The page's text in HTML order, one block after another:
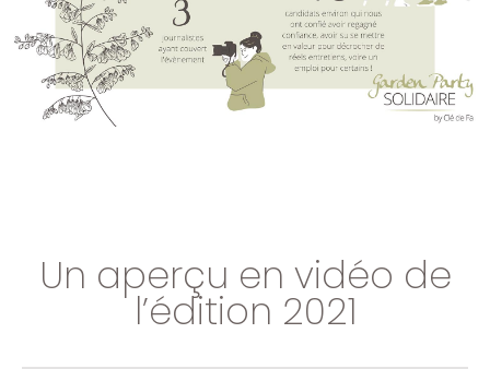
Un aperçu en vidéo de
l’édition 2021